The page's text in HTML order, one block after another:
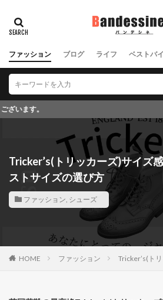
ファッション ブログ ライフ ベストバイ
Tricker’s(トリッカーズ)サイズ
ストサイズの選び方
ファッション, シューズ
HOME ファッション Tricker’s(ト